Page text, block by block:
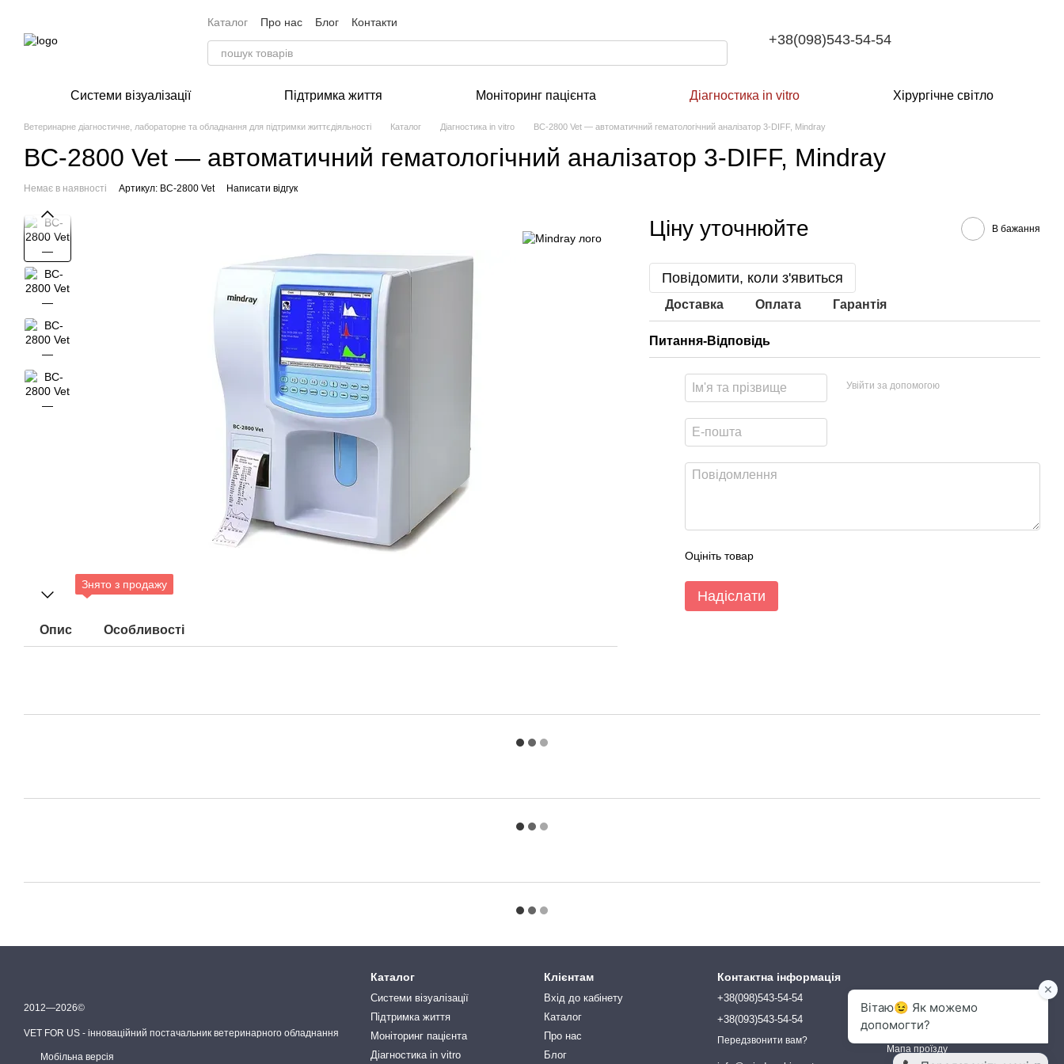
Каталог Про нас Блог Контакти
+38(098)543-54-54
Системи візуалізації Підтримка життя Моніторинг пацієнта Діагностика in vitro Хірургічне світло
Ветеринарне діагностичне, лабораторне та обладнання для підтримки життєдіяльності Каталог Діагностика in vitro BC-2800 Vet — автоматичний гематологічний аналізатор 3-DIFF, Mindray
BC-2800 Vet — автоматичний гематологічний аналізатор 3-DIFF, Mindray
Немає в наявності Артикул: BC-2800 Vet Написати відгук
Знято з продажу
Опис Особливості
Ціну уточнюйте В бажання
Повідомити, коли з'явиться
Доставка Оплата Гарантія
Питання-Відповідь
Увійти за допомогою
Оцініть товар
Надіслати
2012—2026©
VET FOR US - інноваційний постачальник ветеринарного обладнання
Мобільна версія
Каталог
Системи візуалізації
Підтримка життя
Моніторинг пацієнта
Діагностика in vitro
Клієнтам
Вхід до кабінету
Каталог
Про нас
Блог
Контактна інформація
+38(098)543-54-54
+38(093)543-54-54
Передзвонити вам?
вул. Млинова 5, офіс 21
м. Біла Церква, 09117
Україна
Мапа проїзду